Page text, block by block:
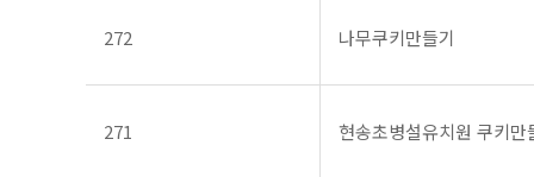
272 나무쿠키만들기
271 현송초병설유치원 쿠키만